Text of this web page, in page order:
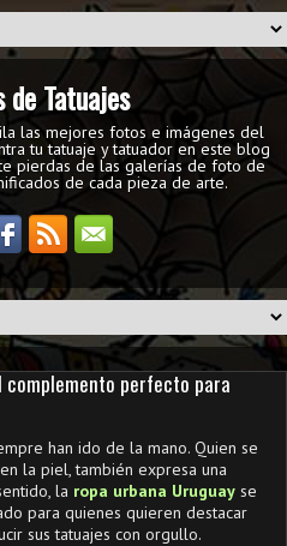
de Tatuajes
las mejores fotos e imágenes del
tu tatuaje y tatuador en este blog
pierdas de las galerías de foto de
de cada pieza de arte.
complemento perfecto para
han ido de la mano. Quien se
la piel, también expresa una
la ropa urbana Uruguay se
para quienes quieren destacar
sus tatuajes con orgullo.